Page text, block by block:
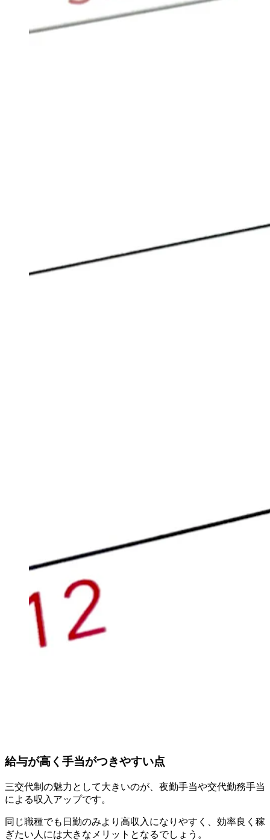
給与が高く手当がつきやすい点
三交代制の魅力として大きいのが、夜勤手当や交代勤務手当
による収入アップです。
同じ職種でも日勤のみより高収入になりやすく、効率良く稼
ぎたい人には大きなメリットとなるでしょう。